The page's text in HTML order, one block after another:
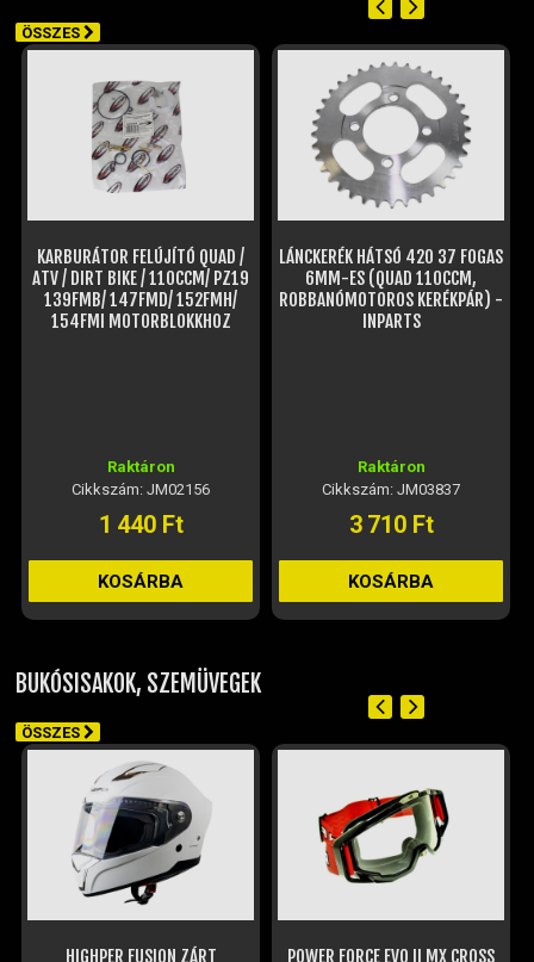
ATV / DIRT BIKE / 110CCM/ PZ19
139FMB/ 147FMD/ 152FMH/
154FMI MOTORBLOKKHOZ
Cikkszám: JM02156
1 440 Ft
KOSÁRBA
6MM-ES (QUAD 110CCM,
ROBBANÓMOTOROS KERÉKPÁR) -
INPARTS
Cikkszám: JM03837
3 710 Ft
KOSÁRBA
BUKÓSISAKOK, SZEMÜVEGEK
BUKÓSISAK - FEHÉR
SZEMÜVEG (ÁTLÁTSZÓ PLEXIVEL)